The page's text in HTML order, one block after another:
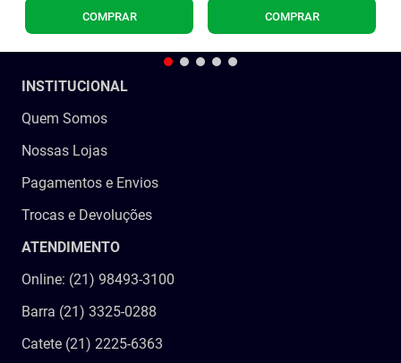
COMPRAR COMPRAR
INSTITUCIONAL
Quem Somos
Nossas Lojas
Pagamentos e Envios
Trocas e Devoluções
ATENDIMENTO
Online: (21) 98493-3100
Barra (21) 3325-0288
Catete (21) 2225-6363